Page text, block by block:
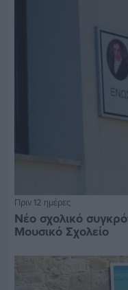
Πριν 12 ημέρες
Νέο σχολικό
Μουσικό Σχολείο